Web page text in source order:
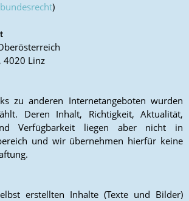
)
4020 Linz
zu anderen Internetangeboten wurden
Deren Inhalt, Richtigkeit, Aktualität,
Verfügbarkeit liegen aber nicht in
und wir übernehmen hierfür keine
erstellten Inhalte (Texte und Bilder)